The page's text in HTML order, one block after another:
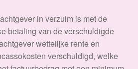
in verzuim is met de
betaling van de verschuldigde
wettelijke rente en
verschuldigd, welke